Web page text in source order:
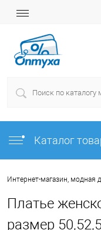
Каталог
Интернет-магазин,
Платье
размер